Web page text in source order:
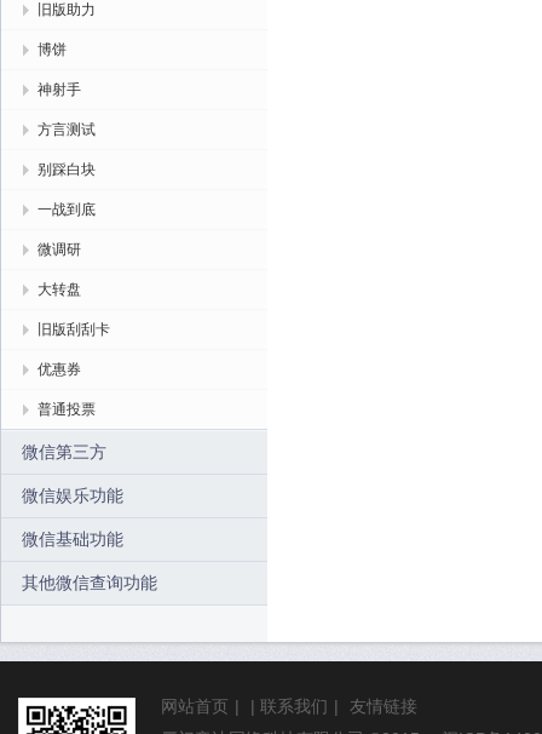
旧版助力
博饼
神射手
方言测试
别踩白块
一战到底
微调研
大转盘
旧版刮刮卡
优惠券
普通投票
微信第三方
微信娱乐功能
微信基础功能
其他微信查询功能
网站首页 | | 联系我们 |
友情链接